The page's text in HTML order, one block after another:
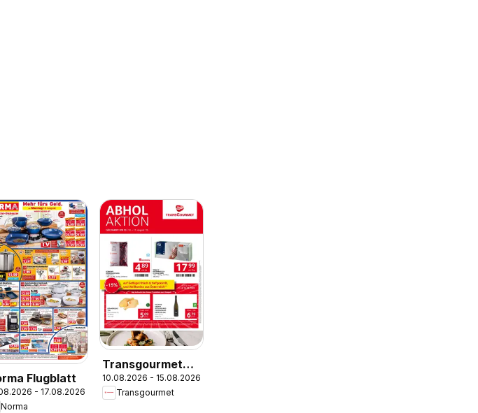
Flugblatt
- 17.08.2026
Norma
Transgourmet
Flugblatt
10.08.2026 - 15.08.2026
Transgourmet